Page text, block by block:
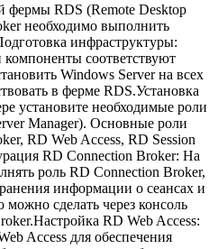
фермы RDS (Remote Desktop
необходимо выполнить
инфраструктуры:
компоненты соответствуют
Windows Server на всех
в ферме RDS.Установка
установите необходимые роли
Manager). Основные роли
RD Web Access, RD Session
RD Connection Broker: На
роль RD Connection Broker,
информации о сеансах и
сделать через консоль
RD Web Access:
Access для обеспечения